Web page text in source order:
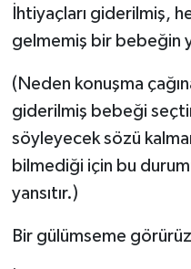
İhtiyaçları giderilmiş,
gelmemiş bir bebeğin
(Neden konuşma
giderilmiş bebeği
söyleyecek sözü
bilmediği için bu
yansıtır.)
Bir gülümseme